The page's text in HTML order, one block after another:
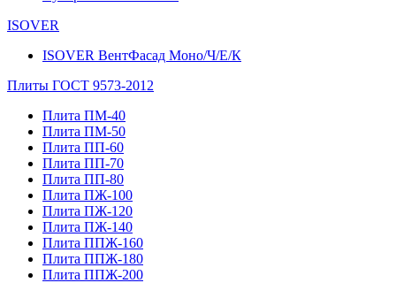
ISOVER
ISOVER ВентФасад Моно/Ч/Е/К
Плиты ГОСТ 9573-2012
Плита ПМ-40
Плита ПМ-50
Плита ПП-60
Плита ПП-70
Плита ПП-80
Плита ПЖ-100
Плита ПЖ-120
Плита ПЖ-140
Плита ППЖ-160
Плита ППЖ-180
Плита ППЖ-200